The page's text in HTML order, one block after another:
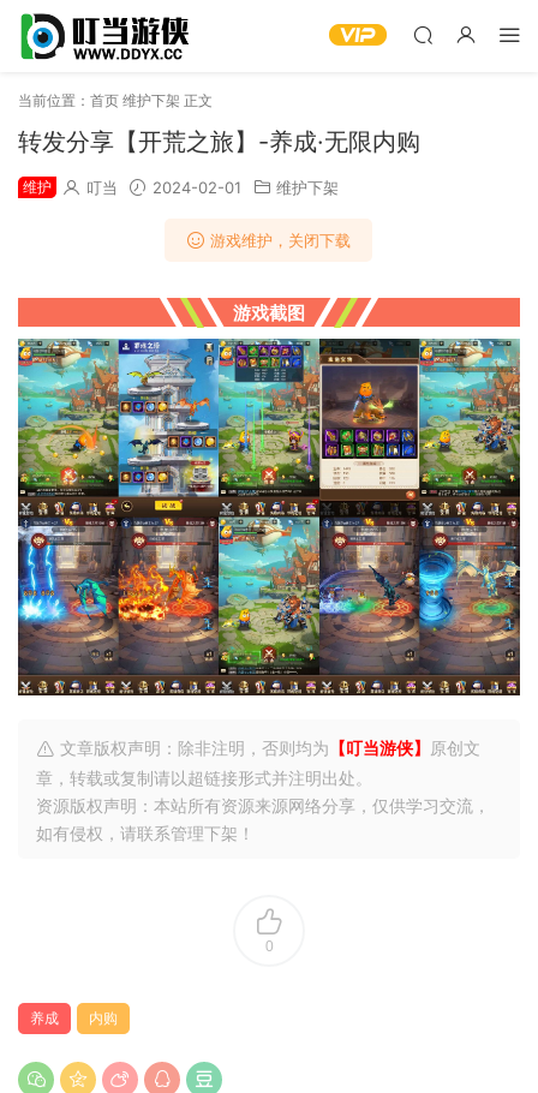
当前位置： 首页 维护下架 正文
转发分享【开荒之旅】-养成·无限内购
维护 叮当 2024-02-01 维护下架
游戏维护，关闭下载
游戏截图
文章版权声明：除非注明，否则均为 【叮当游侠】
原创文
章，转载或复制请以超链接形式并注明出处。
资源版权声明：本站所有资源来源网络分享，仅供学习交流，
如有侵权，请联系管理下架！
0
养成 内购